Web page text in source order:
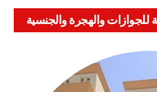
للجوازات والهجرة والجنسية